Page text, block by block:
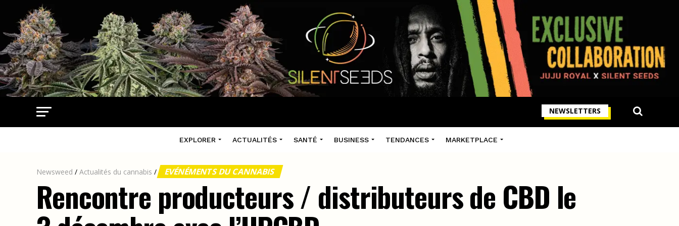
NEWSLETTERS
EXPLORER ACTUALITÉS SANTÉ BUSINESS TENDANCES MARKETPLACE
Newsweed / Actualités du cannabis / EVÉNÉMENTS DU CANNABIS
Rencontre producteurs / distributeurs de CBD le